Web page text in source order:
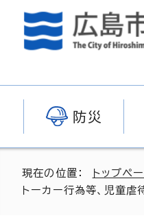
防災
現在の位置： トップペ
トーカー行為等、児童